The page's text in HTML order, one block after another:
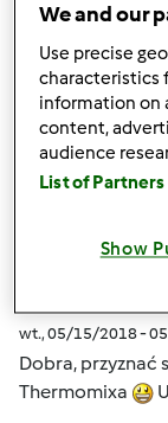
Barbara80
wt., 05/15/2018 -
Dobra, przyznać
Thermomixa
We and our
Use precise
characteristics
information on
content,
audience
List of
Show